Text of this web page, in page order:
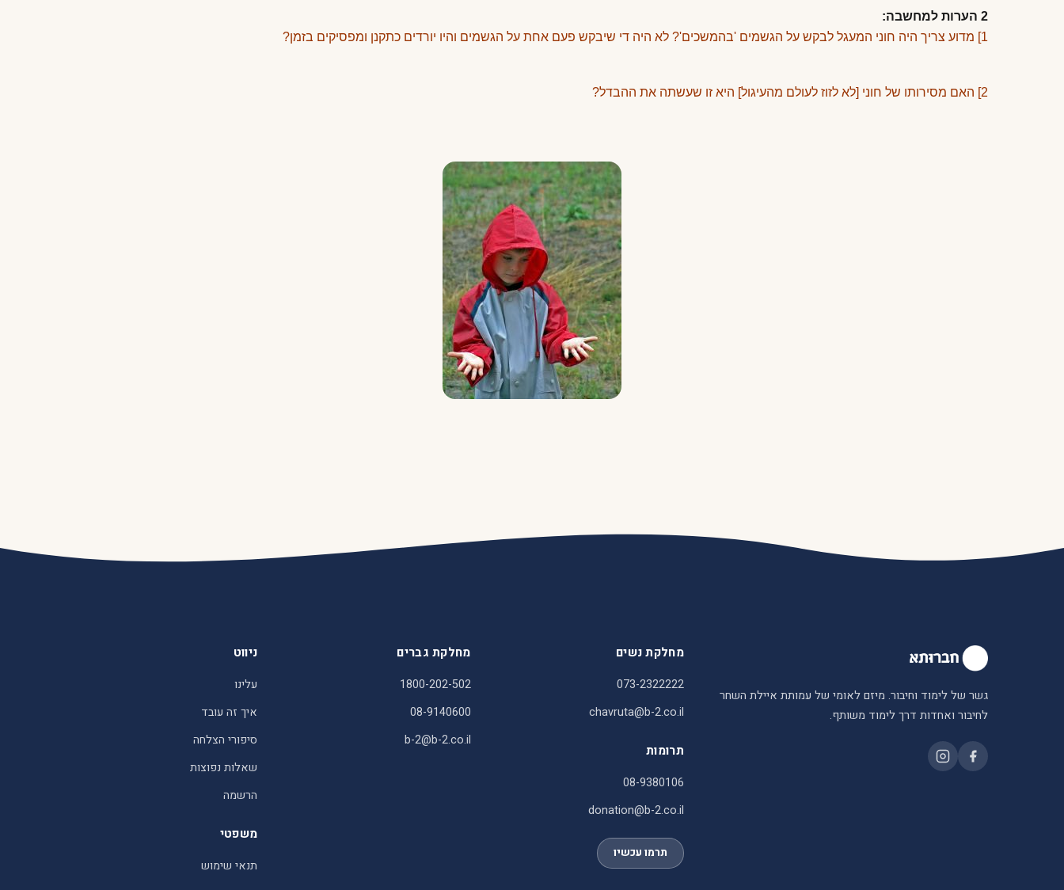
2 הערות למחשבה:
1] מדוע צריך היה חוני המעגל לבקש על הגשמים 'בהמשכים'? לא היה די שיבקש פעם אחת על הגשמים והיו יורדים כתקנן ומפסיקים בזמן?
2] האם מסירותו של חוני [לא לזוז לעולם מהעיגול] היא זו שעשתה את ההבדל?
גשר של לימוד וחיבור. מיזם לאומי של עמותת איילת השחר
לחיבור ואחדות דרך לימוד משותף.
מחלקת נשים
073-2322222
chavruta@b-2.co.il
תרומות
08-9380106
donation@b-2.co.il
תרמו עכשיו
מחלקת גברים
1800-202-502
08-9140600
b-2@b-2.co.il
ניווט
עלינו
איך זה עובד
סיפורי הצלחה
שאלות נפוצות
הרשמה
משפטי
תנאי שימוש